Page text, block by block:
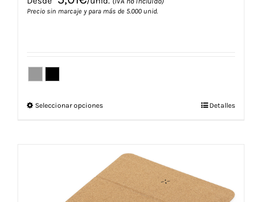
Precio sin marcaje y para más de 5.000 unid.
Seleccionar opcionesEste
variantes.
Las
opciones
se
Detalles